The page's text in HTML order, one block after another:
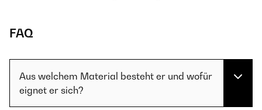
FAQ
Aus welchem Material besteht er und wofür
eignet er sich?